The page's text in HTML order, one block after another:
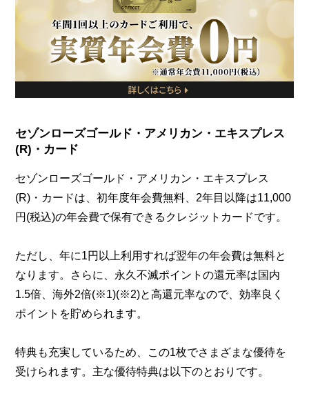
セゾンローズゴールド・アメリカン・エキスプレス
(R)・カード
セゾンローズゴールド・アメリカン・エキスプレス
(R)・カードは、初年度年会費無料、2年目以降は11,000
円(税込)の年会費で保有できるクレジットカードです。
ただし、年に1円以上利用すれば翌年の年会費は無料と
なります。さらに、永久不滅ポイントの還元率は国内
1.5倍、海外2倍(※1)(※2)と高還元率なので、効率良く
ポイントを貯められます。
特典も充実しているため、この1枚でさまざまな優待を
受けられます。主な優待特典は以下のとおりです。